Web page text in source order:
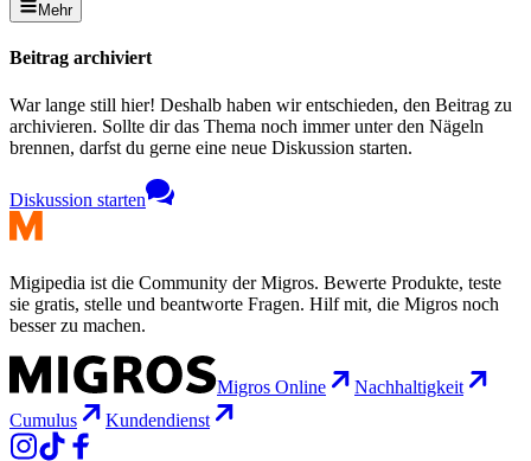
Mehr
Beitrag archiviert
War lange still hier! Deshalb haben wir entschieden, den Beitrag zu
archivieren. Sollte dir das Thema noch immer unter den Nägeln
brennen, darfst du gerne eine neue Diskussion starten.
Diskussion starten
Migipedia ist die Community der Migros. Bewerte Produkte, teste
sie gratis, stelle und beantworte Fragen. Hilf mit, die Migros noch
besser zu machen.
Migros Online
Nachhaltigkeit
Cumulus
Kundendienst